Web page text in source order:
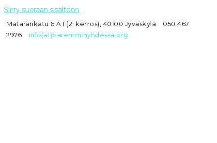
Siirry suoraan sisältöön
Matarankatu 6 A 1 (2. kerros), 40100 Jyväskylä
050 467
2976
info(at)paremminyhdessa.org